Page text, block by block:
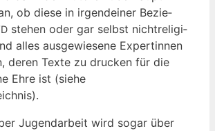
ob die­se in irgend­ei­ner Bezie­
ste­hen oder gar selbst nicht­re­li­gi­
alles aus­ge­wie­se­ne Exper­tin­nen
deren Tex­te zu dru­cken für die
Ehre ist (sie­he
Jugend­ar­beit wird sogar über